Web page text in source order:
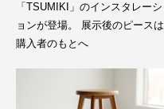
「TSUMIKI」のインスタレーシ
ョンが登場。 展示後のピースは
購入者のもとへ